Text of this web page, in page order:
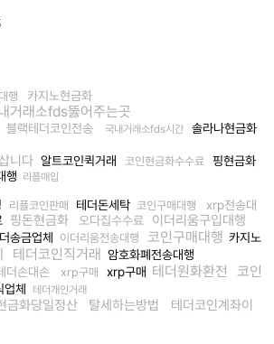
행 카지노현금화
거래소fds뚫어주는곳
블랙테더코인전송 국내거래소fds시간 솔라나현금화
니다 알트코인퀵거래 코인현금화수수료 핑현금화
행 리플매입
리플코인판매 테더돈세탁 코인구매대행
xrp전송대
핑돈현금화 오다집수수료 이더리움구입대행
송금업체 이더리움전송대행 코인구매대행 카지노
테더코인직거래 암호화폐전송대행
더손대손 xrp구매 xrp구매 테더원화환전
코인
체 테더개인거래
금화당일정산 탈세하는방법
테더코인계좌이